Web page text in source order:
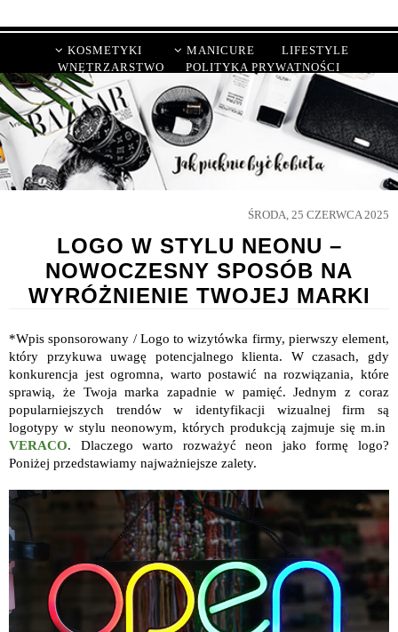
KOSMETYKI MANICURE
LIFESTYLE
WNĘTRZARSTWO
POLITYKA PRYWATNOŚCI
ŚRODA, 25 CZERWCA 2025
LOGO W STYLU NEONU –
NOWOCZESNY SPOSÓB NA
WYRÓŻNIENIE TWOJEJ MARKI
*Wpis sponsorowany / Logo to wizytówka firmy, pierwszy element,
który przykuwa uwagę potencjalnego klienta. W czasach, gdy
konkurencja jest ogromna, warto postawić na rozwiązania, które
sprawią, że Twoja marka zapadnie w pamięć. Jednym z coraz
popularniejszych trendów w identyfikacji wizualnej firm są
logotypy w stylu neonowym, których produkcją zajmuje się m.in
VERACO. Dlaczego warto rozważyć neon jako formę logo?
Poniżej przedstawiamy najważniejsze zalety.